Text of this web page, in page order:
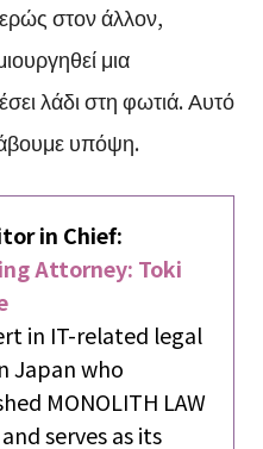
στον άλλον,
μια
λάδι στη φωτιά. Αυτό
υπόψη.
in Chief:
Attorney: Toki
in IT-related legal
Japan who
MONOLITH LAW
and serves as its